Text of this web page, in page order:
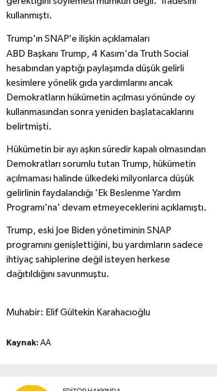
kullanmıştı.
Trump'ın SNAP'e ilişkin açıklamaları
ABD Başkanı Trump, 4 Kasım'da Truth Social
hesabından yaptığı paylaşımda düşük gelirli
kesimlere yönelik gıda yardımlarını ancak
Demokratların hükümetin açılması yönünde oy
kullanmasından sonra yeniden başlatacaklarını
belirtmişti.
Hükümetin bir ayı aşkın süredir kapalı olmasından
Demokratları sorumlu tutan Trump, hükümetin
açılmaması halinde ülkedeki milyonlarca düşük
gelirlinin faydalandığı 'Ek Beslenme Yardım
Programı'na' devam etmeyeceklerini açıklamıştı.
Trump, eski Joe Biden yönetiminin SNAP
programını genişlettiğini, bu yardımların sadece
ihtiyaç sahiplerine değil isteyen herkese
dağıtıldığını savunmuştu.
Muhabir: Elif Gültekin Karahacıoğlu
Kaynak: AA